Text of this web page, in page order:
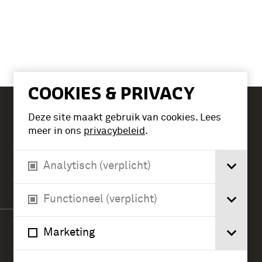
COOKIES & PRIVACY
Deze site maakt gebruik van cookies. Lees
meer in ons privacybeleid.
Analytisch (verplicht)
Functioneel (verplicht)
Marketing
Tickets
Verlengde Paltzerweg 1